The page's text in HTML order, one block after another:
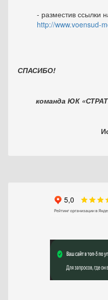
- разместив ссылки
http://www.voensud-
СПАСИБО!
команда ЮК